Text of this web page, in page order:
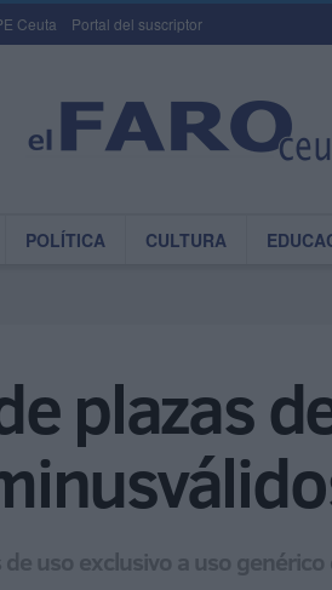
Ceuta Portal del suscriptor
POLÍTICA CULTURA
plazas
uso exclusivo a uso